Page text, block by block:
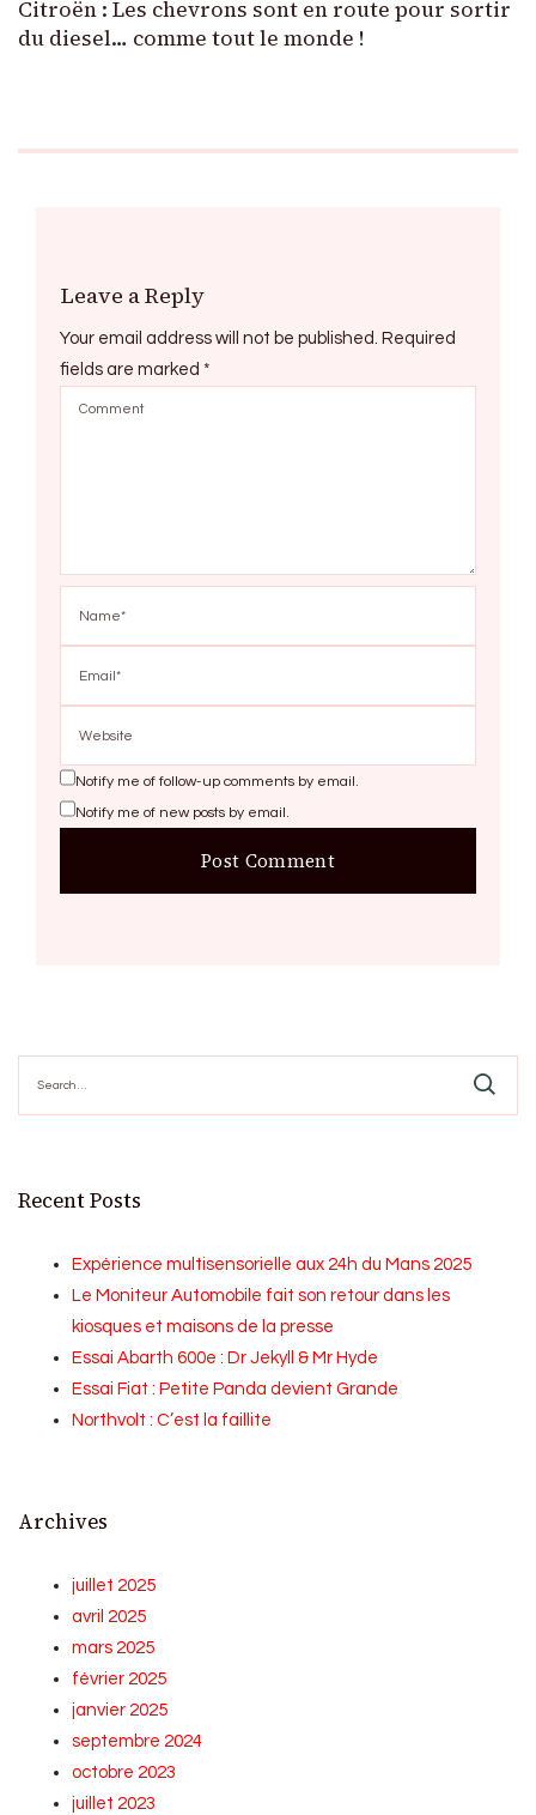
Citroën : Les chevrons sont en route pour sortir
du diesel… comme tout le monde !
Leave a Reply
Your email address will not be published. Required
fields are marked *
Notify me of follow-up comments by email.
Notify me of new posts by email.
for:
Recent Posts
Expérience multisensorielle aux 24h du Mans 2025
Le Moniteur Automobile fait son retour dans les
kiosques et maisons de la presse
Essai Abarth 600e : Dr Jekyll & Mr Hyde
Essai Fiat : Petite Panda devient Grande
Northvolt : C’est la faillite
Archives
juillet 2025
avril 2025
mars 2025
février 2025
janvier 2025
septembre 2024
octobre 2023
juillet 2023